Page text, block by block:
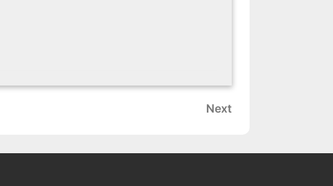
Next
Next